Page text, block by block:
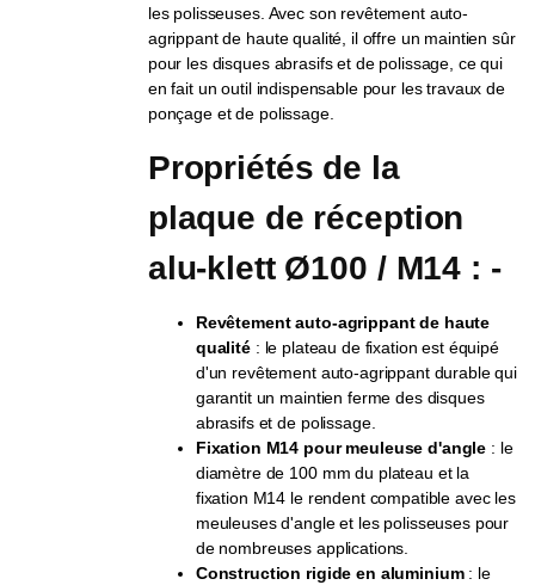
les polisseuses. Avec son revêtement auto-
agrippant de haute qualité, il offre un maintien sûr
pour les disques abrasifs et de polissage, ce qui
en fait un outil indispensable pour les travaux de
ponçage et de polissage.
Propriétés de la
plaque de réception
alu-klett Ø100 / M14 : -
Revêtement auto-agrippant de haute
qualité: le plateau de fixation est équipé
d'un revêtement auto-agrippant durable qui
garantit un maintien ferme des disques
abrasifs et de polissage.
Fixation M14 pour meuleuse d'angle : le
diamètre de 100 mm du plateau et la
fixation M14 le rendent compatible avec les
meuleuses d'angle et les polisseuses pour
de nombreuses applications.
Construction rigide en aluminium: le